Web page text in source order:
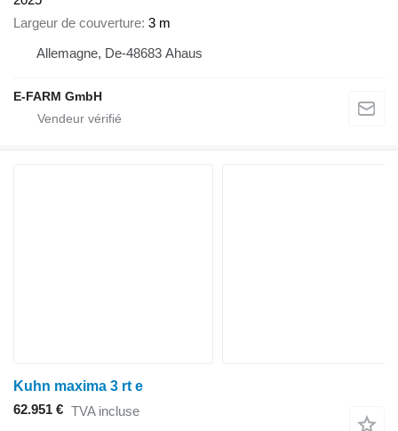
Largeur de couverture 3 m
Allemagne, De-48683 Ahaus
E-FARM GmbH
Kuhn maxima 3 rt e
62.951 € TVA incluse